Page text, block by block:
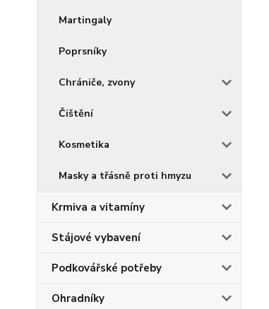
Martingaly
Poprsníky
Chrániče, zvony
Čištění
Kosmetika
Masky a třásně proti hmyzu
Krmiva a vitamíny
Stájové vybavení
Podkovářské potřeby
Ohradníky